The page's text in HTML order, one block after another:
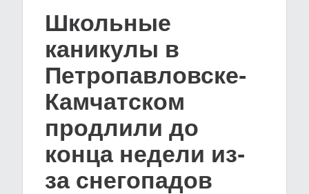
Школьные
каникулы в
Петропавловске-
Камчатском
продлили до
конца недели из-
за снегопадов